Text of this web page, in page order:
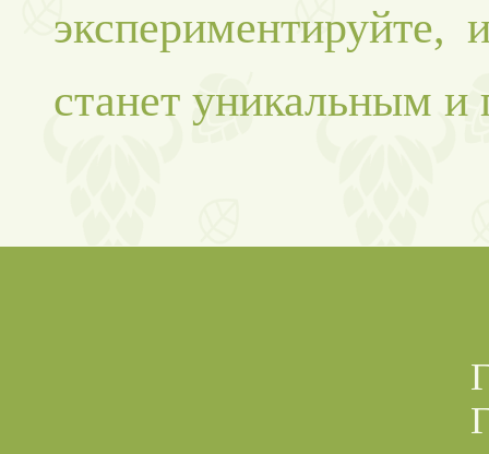
станет уникальным